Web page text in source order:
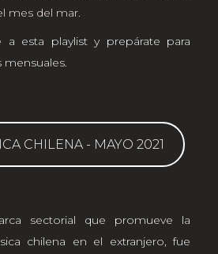
mes del mar.
a esta playlist y prepárate para
mensuales.
CHILENA - MAYO 2021
sectorial que promueve la
chilena en el extranjero, fue